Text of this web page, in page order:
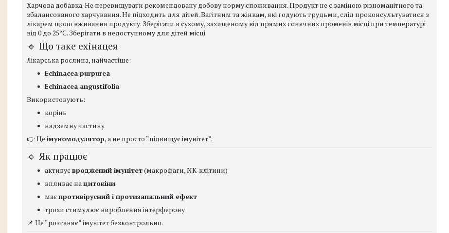
Харчова добавка. Не перевищувати рекомендовану добову норму споживання. Продукт не є заміною різноманітного та
збалансованого харчування. Не підходить для дітей. Вагітним та жінкам, які годують грудьми, слід проконсультуватися з
лікарем щодо вживання продукту. Зберігати в сухому, захищеному від прямих сонячних променів місці при температурі
від 0 до 25°C. Зберігати в недоступному для дітей місці.
🔹 Що таке ехінацея
Лікарська рослина, найчастіше:
Echinacea purpurea
Echinacea angustifolia
Використовують:
корінь
надземну частину
👉 Це імуномодулятор, а не просто “підвищує імунітет”.
🔹 Як працює
активуєвроджений імунітет(макрофаги, NK-клітини)
впливає нацитокіни
маєпротивірусний і протизапальний ефект
трохи стимулює вироблення інтерферону
📌 Не “розганяє” імунітет безконтрольно.